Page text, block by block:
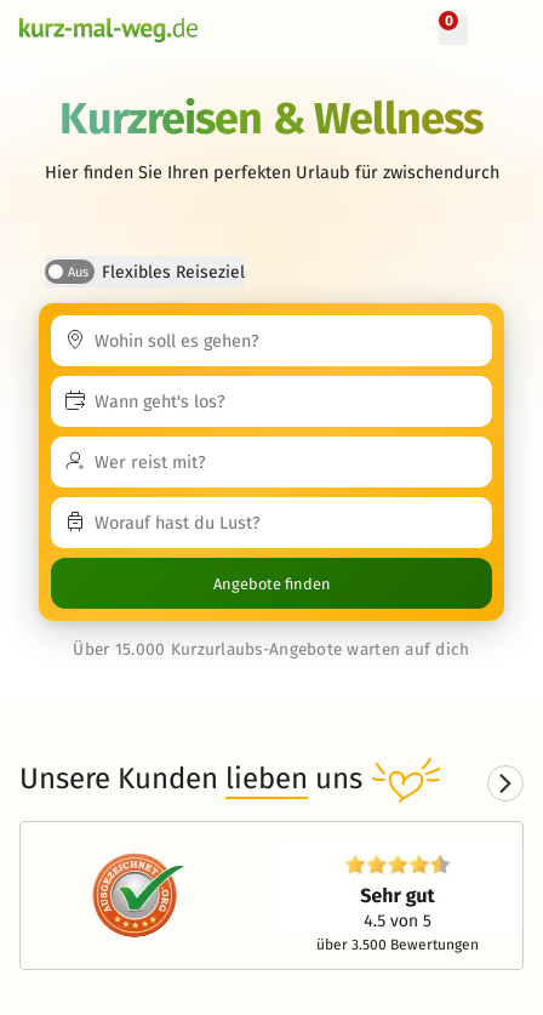
0
Kurzreisen & Wellness
Hier finden Sie Ihren perfekten Urlaub für zwischendurch
Aus Flexibles Reiseziel
Angebote finden
Über 15.000 Kurzurlaubs-Angebote warten auf dich
Unsere Kunden lieben uns
über 3.500 Bewertungen